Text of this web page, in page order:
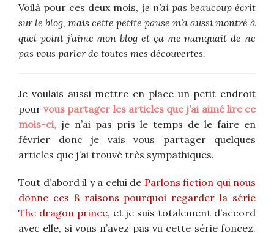
Voilà pour ces deux mois, je n’ai pas beaucoup écrit
sur le blog, mais cette petite pause m’a aussi montré à
quel point j’aime mon blog et ça me manquait de ne
pas vous parler de toutes mes découvertes.
Je voulais aussi mettre en place un petit endroit
pourvous partager les articles que j’ai aimé lire ce
mois-ci, je n’ai pas pris le temps de le faire en
février donc je vais vous partager quelques
articles que j’ai trouvé très sympathiques.
Tout d’abord il y a celui de Parlons fiction qui nous
donne ces 8 raisons pourquoi regarder la série
The dragon prince, et je suis totalement d’accord
avec elle, si vous n’avez pas vu cette série foncez.